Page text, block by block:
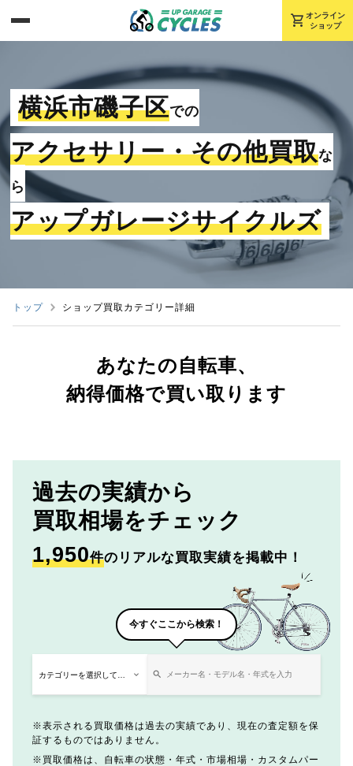
shopping_cart オンライン
ショップ
横浜市磯子区での
アクセサリー・その他買取な
ら
アップガレージサイクルズ
トップ ショップ買取カテゴリー詳細
あなたの自転車、
納得価格で買い取ります
過去の実績から
買取相場をチェック
1,950件のリアルな買取実績を掲載中！
今すぐここから検索！
表示される買取価格は過去の実績であり、現在の査定額を保
証するものではありません。
買取価格は、自転車の状態・年式・市場相場・カスタムパー